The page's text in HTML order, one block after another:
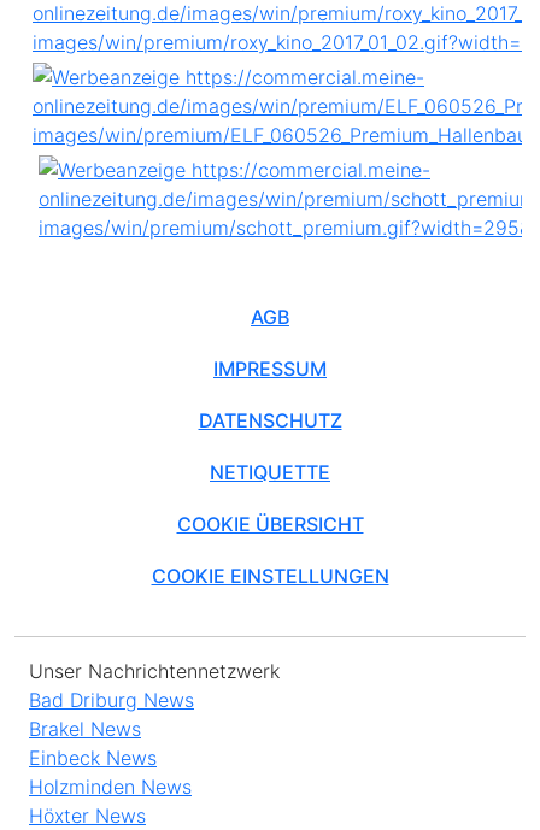
AGB
IMPRESSUM
DATENSCHUTZ
NETIQUETTE
COOKIE ÜBERSICHT
COOKIE EINSTELLUNGEN
Unser Nachrichtennetzwerk
Bad Driburg News
Brakel News
Einbeck News
Holzminden News
Höxter News